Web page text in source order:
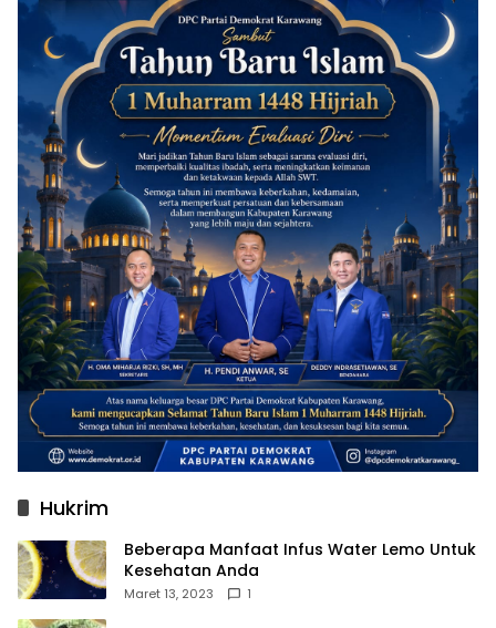
Hukrim
Beberapa Manfaat Infus Water Lemo Untuk
Kesehatan Anda
Maret 13, 2023 1